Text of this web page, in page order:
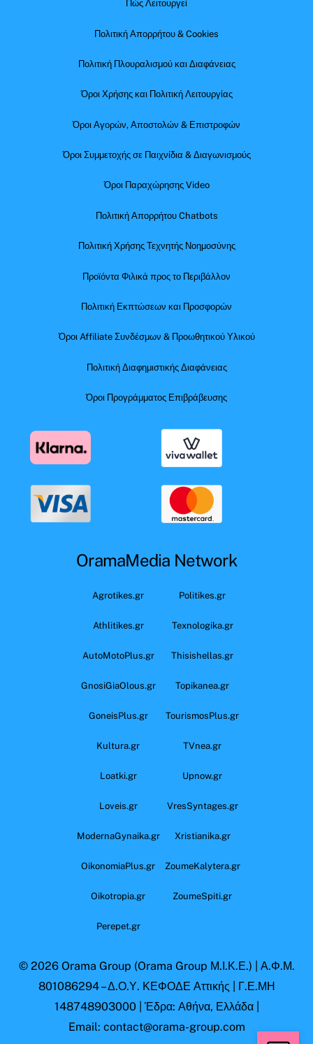
Πώς Λειτουργεί
Πολιτική Απορρήτου & Cookies
Πολιτική Πλουραλισμού και Διαφάνειας
Όροι Χρήσης και Πολιτική Λειτουργίας
Όροι Αγορών, Αποστολών & Επιστροφών
Όροι Συμμετοχής σε Παιχνίδια & Διαγωνισμούς
Όροι Παραχώρησης Video
Πολιτική Απορρήτου Chatbots
Πολιτική Χρήσης Τεχνητής Νοημοσύνης
Προϊόντα Φιλικά προς το Περιβάλλον
Πολιτική Εκπτώσεων και Προσφορών
Όροι Affiliate Συνδέσμων & Προωθητικού Υλικού
Πολιτική Διαφημιστικής Διαφάνειας
Όροι Προγράμματος Επιβράβευσης
OramaMedia Network
Agrotikes.gr Politikes.gr
Athlitikes.gr Texnologika.gr
AutoMotoPlus.gr Thisishellas.gr
GnosiGiaOlous.gr Topikanea.gr
GoneisPlus.gr TourismosPlus.gr
Kultura.gr TVnea.gr
Loatki.gr Upnow.gr
Loveis.gr VresSyntages.gr
ModernaGynaika.gr Xristianika.gr
OikonomiaPlus.gr ZoumeKalytera.gr
Oikotropia.gr ZoumeSpiti.gr
Perepet.gr
© 2026 Orama Group (Orama Group Μ.Ι.Κ.Ε.) | Α.Φ.Μ.
801086294 – Δ.Ο.Υ. ΚΕΦΟΔΕ Αττικής | Γ.Ε.ΜΗ
148748903000 | Έδρα: Αθήνα, Ελλάδα |
Email: contact@orama-group.com